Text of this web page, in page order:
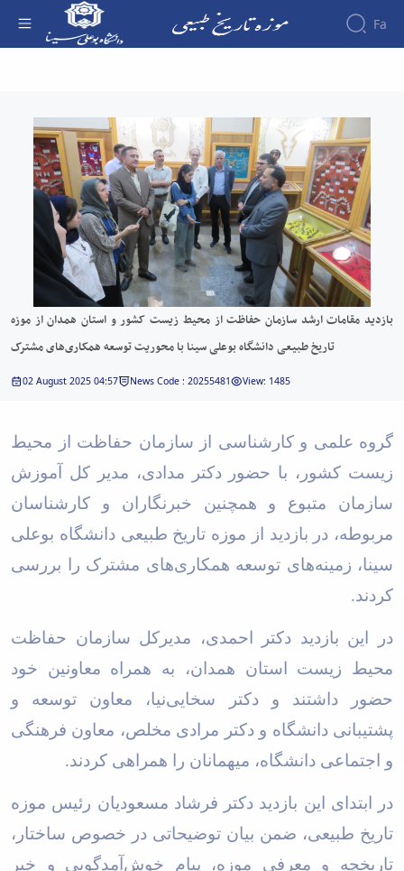
Fa
تاریخچه
موزه
مدیریت
کارکنان
مدیران
پیشین
معرفی
سالن
فضاهای
تماس
زیست کشور و استان همدان از موزه تاریخ
طبیعی دانشگاه بوعلی سینا با محوریت توسعه
همکاری‌های مشترک - موزه تاریخ طبیعی
بازدید مقامات ارشد سازمان حفاظت از محیط زیست کشور و استان همدان از موزه
تاریخ طبیعی دانشگاه بوعلی سینا با محوریت توسعه همکاری‌های مشترک
02 August 2025 04:57 News Code : 20255481 View: 1485
گروه علمی و کارشناسی از سازمان حفاظت از محیط
زیست کشور، با حضور دکتر مدادی، مدیر
کل آموزش
سازمان متبوع و همچنین خبرنگاران و کارشناسان
مربوطه، در بازدید از موزه تاریخ طبیعی دانشگاه بوعلی
سینا، زمینه‌های توسعه همکاری‌های مشترک را بررسی
کردند.
در این بازدید دکتر احمدی، مدیرکل سازمان حفاظت
محیط زیست استان همدان، به همراه معاونین خود
حضور داشتند و دکتر سخایی‌نیا، معاون توسعه و
پشتیبانی دانشگاه و دکتر مرادی مخلص، معاون فرهنگی
و اجتماعی دانشگاه، میهمانان را همراهی کردند.
در ابتدای این بازدید دکتر فرشاد مسعودیان رئیس موزه
تاریخ طبیعی، ضمن بیان توضیحاتی در خصوص ساختار،
تاریخچه و معرفی موزه، پیام خوش‌آمدگویی و خیر